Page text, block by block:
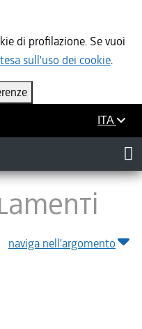
di profilazione. Se vuoi
sull'uso dei cookie.
ITA
naviga nell'argomento